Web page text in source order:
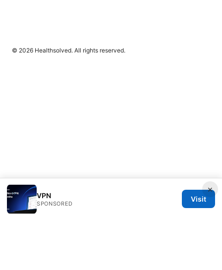
×
VPN
SPONSORED
Visit
© 2026 Healthsolved. All rights reserved.